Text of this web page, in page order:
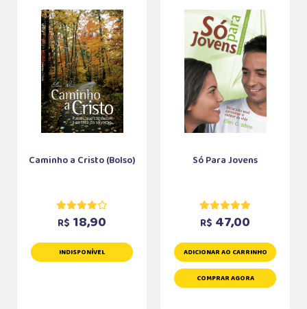
Caminho a Cristo (Bolso)
R$ 18,90
INDISPONÍVEL
Só Para Jovens
R$ 47,00
ADICIONAR AO CARRINHO
COMPRAR AGORA